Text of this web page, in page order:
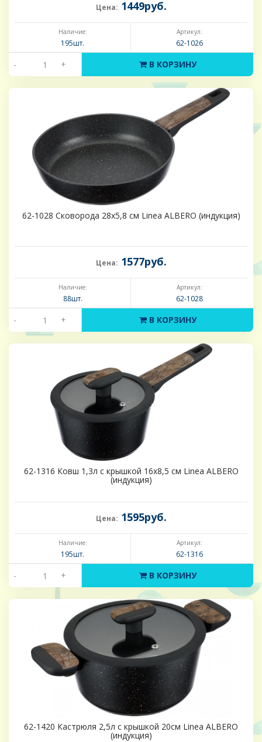
Цена: 1449руб.
Наличие:
195шт.
Артикул:
62-1026
- + В КОРЗИНУ
62-1028 Сковорода 28х5,8 см Linea ALBERO (индукция)
Цена: 1577руб.
Наличие:
88шт.
Артикул:
62-1028
- + В КОРЗИНУ
62-1316 Ковш 1,3л с крышкой 16х8,5 см Linea ALBERO
(индукция)
Цена: 1595руб.
Наличие:
195шт.
Артикул:
62-1316
- + В КОРЗИНУ
62-1420 Кастрюля 2,5л с крышкой 20см Linea ALBERO
(индукция)